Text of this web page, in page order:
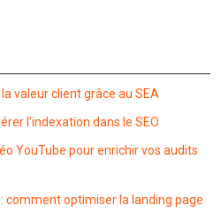
valeur client grâce au SEA
l’indexation dans le SEO
YouTube pour enrichir vos audits
comment optimiser la landing page